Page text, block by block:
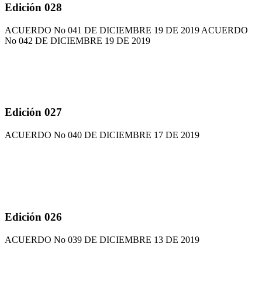
Edición 028
ACUERDO No 041 DE DICIEMBRE 19 DE 2019 ACUERDO
No 042 DE DICIEMBRE 19 DE 2019
Edición 027
ACUERDO No 040 DE DICIEMBRE 17 DE 2019
Edición 026
ACUERDO No 039 DE DICIEMBRE 13 DE 2019